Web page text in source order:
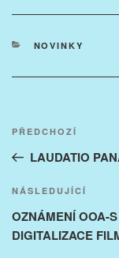
RUBRIKY
NOVINKY
příspěvek
Předchozí
příspěvek
PŘEDCHOZÍ
LAUDATIO
Následující
příspěvek
NÁSLEDUJÍCÍ
OZNÁMENÍ OOA-
DIGITALIZACE